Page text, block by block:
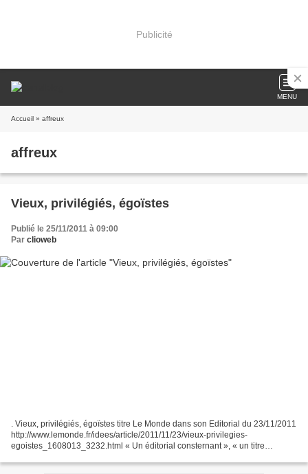
Publicité
MENU
Accueil » affreux
affreux
Vieux, privilégiés, égoïstes
Publié le 25/11/2011 à 09:00
Par clioweb
. Vieux, privilégiés, égoïstes titre Le Monde dans son Editorial du 23/11/2011
http://www.lemonde.fr/idees/article/2011/11/23/vieux-privilegies-
egoistes_1608013_3232.html « Un éditorial consternant », « un titre